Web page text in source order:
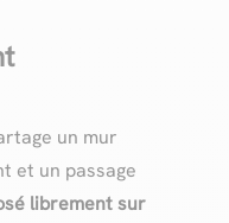
un mur
et un passage
librement sur